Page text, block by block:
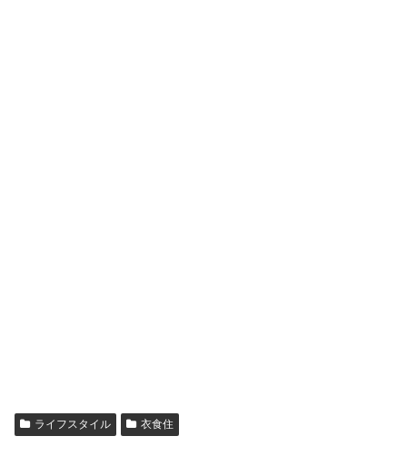
ライフスタイル 衣食住